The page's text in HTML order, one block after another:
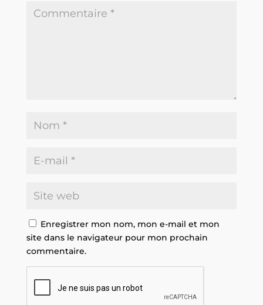
Enregistrer mon nom, mon e-mail et mon
site dans le navigateur pour mon prochain
commentaire.